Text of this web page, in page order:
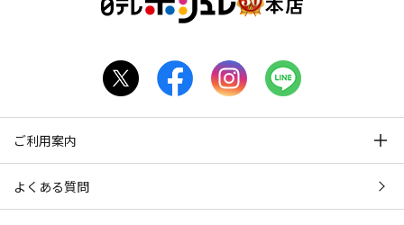
ご利用案内
よくある質問